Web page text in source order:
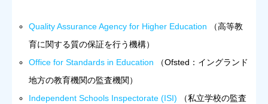
Quality Assurance Agency for Higher Education
（高等教
育に関する質の保証を行う機構）
Office for Standards in Education
（Ofsted：イングランド
地方の教育機関の監査機関）
Independent Schools Inspectorate (ISI)
（私立学校の監査